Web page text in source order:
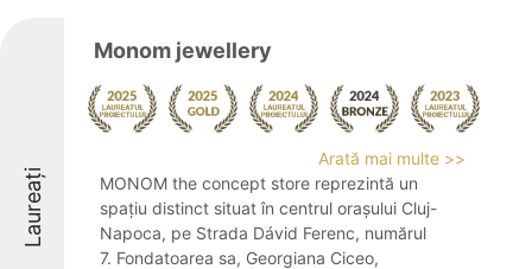
Laureați
Monom jewellery
Arată mai multe >>
MONOM the concept store reprezintă un
spațiu distinct situat în centrul orașului Cluj-
Napoca, pe Strada Dávid Ferenc, numărul
7. Fondatoarea sa, Georgiana Ciceo,